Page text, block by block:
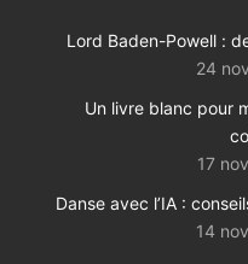
Lord Baden-Powell :
24
Un livre blanc pour
17
Danse avec l’IA :
14